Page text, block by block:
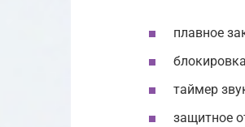
плавное
таймер
защитное